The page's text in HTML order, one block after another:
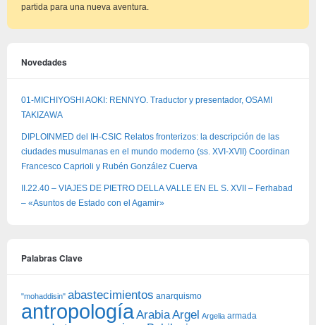
partida para una nueva aventura.
Novedades
01-MICHIYOSHI AOKI: RENNYO. Traductor y presentador, OSAMI
TAKIZAWA
DIPLOINMED del IH-CSIC Relatos fronterizos: la descripción de las
ciudades musulmanas en el mundo moderno (ss. XVI-XVII) Coordinan
Francesco Caprioli y Rubén González Cuerva
II.22.40 – VIAJES DE PIETRO DELLA VALLE EN EL S. XVII – Ferhabad
– «Asuntos de Estado con el Agamir»
Palabras Clave
"mohaddisin" abastecimientos anarquismo
antropología ArabiaArgel Argelia armada